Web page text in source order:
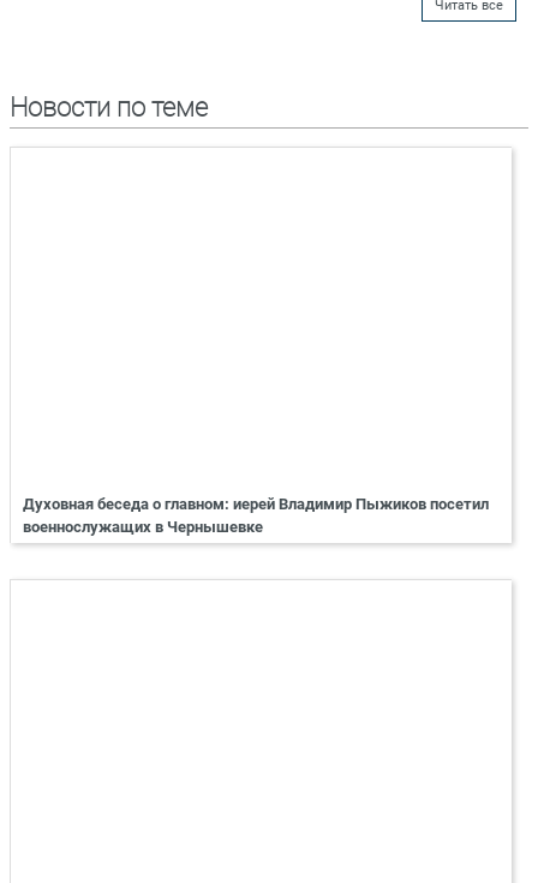
Читать все
Новости по теме
Духовная беседа о главном: иерей Владимир Пыжиков посетил
военнослужащих в Чернышевке